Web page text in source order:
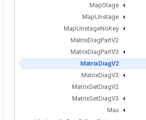
MapStage
MapUnstage
MapUnstageNoKey
MatrixDiagPartV2
MatrixDiagPartV3
MatrixDiagV2
MatrixDiagV3
MatrixSetDiagV2
MatrixSetDiagV3
Max